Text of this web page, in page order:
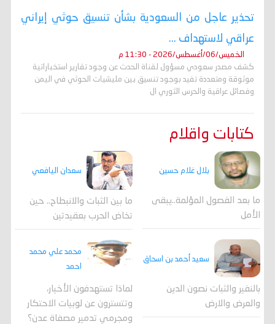
تحذير عاجل من السعودية بشأن تنسيق حوثي إيراني
عراقي لاستهداف ...
الخميس/06/أغسطس/2026 - 11:30 م
كشف مصدر سعودي مسؤول لقناة الحدث عن وجود تقارير استخباراتية
موثوقة ومتعددة تفيد بوجود تنسيق بين مليشيات الحوثي في اليمن
وفصائل عراقية والحرس الثوري ال
كتابات واقلام
بلال غلام حسين
ما بعد الفصول المؤلمة..يبقى
الأمل
سعدان اليافعي
ما بين الثبات والانبطاح.. حين
تخاض الحرب بعقيدتين
سعيد أحمد بن اسحاق
بالنفير والثبات نصون الدين
والعرض والارض
محمد علي محمد
احمد
لماذا تستهدفون الأخيار،
وتتسترون عن لوبيات الاحتكار
ومجرمي تدمير مصفاة عدن؟